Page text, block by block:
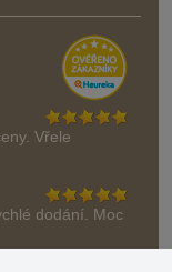
Vřele
dodání. Moc